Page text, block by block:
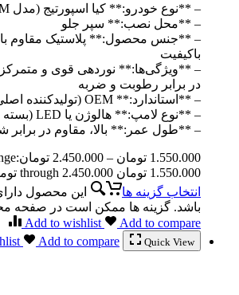
– **نوع خودرو:** کیا اسپورتیج (مدل KM)
– **محل نصب:** سپر جلو
– **جنس محصول:** پلاستیک مقاوم
باکیفیت
– **ویژگی‌ها:** نوردهی قوی و
در برابر رطوبت و ضربه
– **استاندارد:** OEM (تولیدکننده اصلی تجهیزات)
– **نوع لامپ:** هالوژن یا LED (بسته به نوع محصول)
– **طول عمر:** بالا، مقاوم در برابر
1.550.000 تومان –
2.450.000 تومان
1.550.000 تومان through 2.450.000 تومان
انتخاب گزینه ها
این محصول
باشد. گزینه ها ممکن است در صفحه
Add to wishlist
Add to compare
Quick View
Add to compare